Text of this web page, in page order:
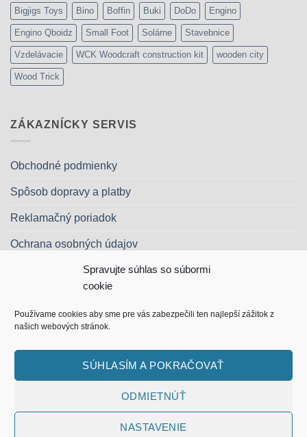
Spravujte súhlas so súbormi
cookie
Používame cookies aby sme pre vás zabezpečili ten najlepší zážitok z
našich webových stránok.
SÚHLASÍM A POKRAČOVAŤ
ODMIETNÚŤ
NASTAVENIE
Bigjigs Toys Bino Boffin Buki DoDo Engino
Engino Qboidz Small Foot Solárne Stavebnice
Vzdelávacie WCK Woodcraft construction kit wooden city
Wood Trick
ZÁKAZNÍCKY SERVIS
Obchodné podmienky
Spôsob dopravy a platby
Reklamačný poriadok
Ochrana osobných údajov
Visa